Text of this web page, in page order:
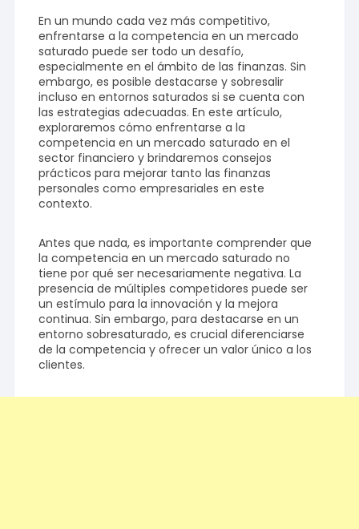
En un mundo cada vez más competitivo,
enfrentarse a la competencia en un mercado
saturado puede ser todo un desafío,
especialmente en el ámbito de las finanzas. Sin
embargo, es posible destacarse y sobresalir
incluso en entornos saturados si se cuenta con
las estrategias adecuadas. En este artículo,
exploraremos cómo enfrentarse a la
competencia en un mercado saturado en el
sector financiero y brindaremos consejos
prácticos para mejorar tanto las finanzas
personales como empresariales en este
contexto.
Antes que nada, es importante comprender que
la competencia en un mercado saturado no
tiene por qué ser necesariamente negativa. La
presencia de múltiples competidores puede ser
un estímulo para la innovación y la mejora
continua. Sin embargo, para destacarse en un
entorno sobresaturado, es crucial diferenciarse
de la competencia y ofrecer un valor único a los
clientes.